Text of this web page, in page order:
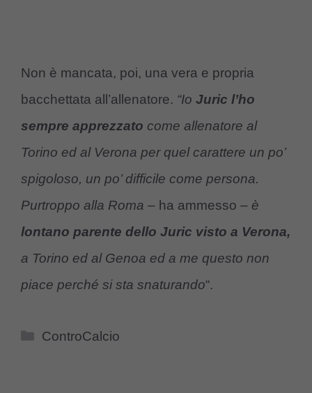
Non è mancata, poi, una vera e propria
bacchettata all’allenatore. “Io Juric l’ho
sempre apprezzato come allenatore al
Torino ed al Verona per quel carattere un po’
spigoloso, un po’ difficile come persona.
Purtroppo alla Roma – ha ammesso – è
lontano parente dello Juric visto a Verona,
a Torino ed al Genoa ed a me questo non
piace perché si sta snaturando“.
Categorie
ControCalcio